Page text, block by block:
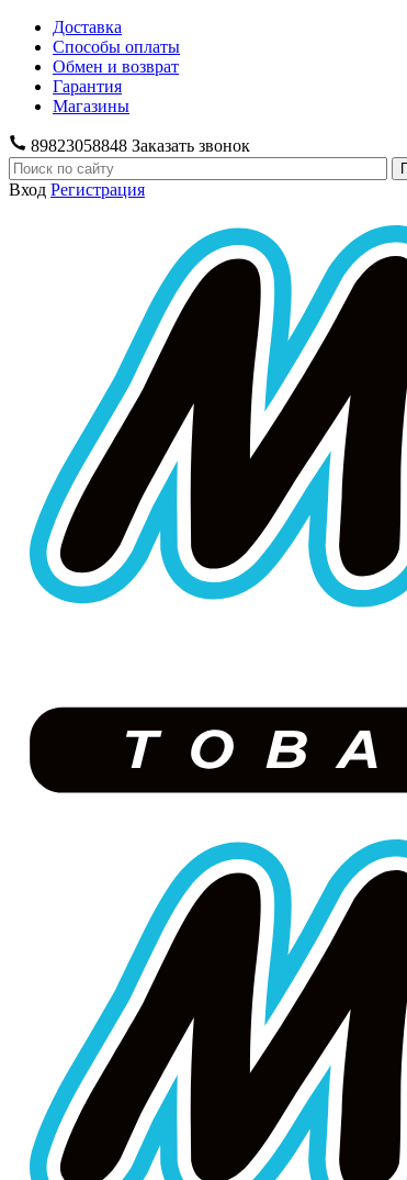
Доставка
Способы оплаты
Обмен и возврат
Гарантия
Магазины
89823058848 Заказать звонок
Вход Регистрация